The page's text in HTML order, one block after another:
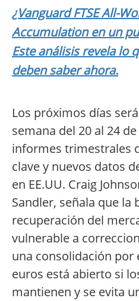
¿Vanguard FTSE All-
Accumulation en un
Este análisis revela lo
deben saber ahora.
Los próximos días
semana del 20 al 24
informes trimestrales
clave y nuevos datos
en EE.UU. Craig
Sandler, señala que la
recuperación del
vulnerable a
una consolidación por
euros está abierto si
mantienen y se evita